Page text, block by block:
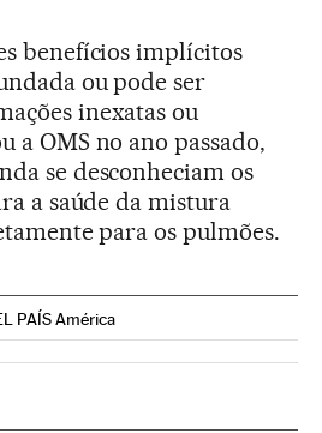
benefícios implícitos
ou pode ser
inexatas ou
a OMS no ano passado,
se desconheciam os
a saúde da mistura
para os pulmões.
PAÍS América